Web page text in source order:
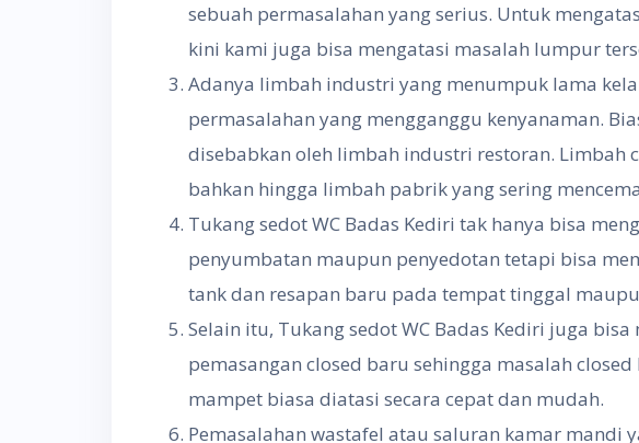
sebuah permasalahan yang serius. Untuk
kini kami juga bisa mengatasi masalah lumpur
Adanya limbah industri yang menumpuk lama
permasalahan yang mengganggu kenyanaman.
disebabkan oleh limbah industri restoran. Limbah
bahkan hingga limbah pabrik yang sering
Tukang sedot WC Badas Kediri tak hanya bisa
penyumbatan maupun penyedotan tetapi bisa
tank dan resapan baru pada tempat tinggal
Selain itu, Tukang sedot WC Badas Kediri juga
pemasangan closed baru sehingga masalah
mampet biasa diatasi secara cepat dan mudah.
Pemasalahan wastafel atau saluran kamar mandi